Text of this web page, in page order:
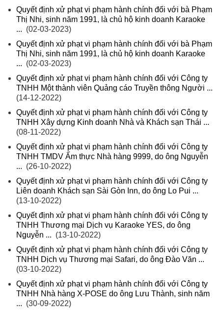
Quyết định xử phạt vi phạm hành chính đối với bà Phạm
Thị Nhi, sinh năm 1991, là chủ hộ kinh doanh Karaoke
... (02-03-2023)
Quyết định xử phạt vi phạm hành chính đối với bà Phạm
Thị Nhi, sinh năm 1991, là chủ hộ kinh doanh Karaoke
... (02-03-2023)
Quyết định xử phạt vi phạm hành chính đối với Công ty
TNHH Một thành viên Quảng cáo Truyền thông Người ...
(14-12-2022)
Quyết định xử phạt vi phạm hành chính đối với Công ty
TNHH Xây dựng Kinh doanh Nhà và Khách sạn Thái ...
(08-11-2022)
Quyết định xử phạt vi phạm hành chính đối với Công ty
TNHH TMDV Ẩm thực Nhà hàng 9999, do ông Nguyễn
... (26-10-2022)
Quyết định xử phạt vi phạm hành chính đối với Công ty
Liên doanh Khách sạn Sài Gòn Inn, do ông Lo Pui ...
(13-10-2022)
Quyết định xử phạt vi phạm hành chính đối với Công ty
TNHH Thương mại Dịch vụ Karaoke YES, do ông
Nguyễn ... (13-10-2022)
Quyết định xử phạt vi phạm hành chính đối với Công ty
TNHH Dịch vụ Thương mại Safari, do ông Đào Văn ...
(03-10-2022)
Quyết định xử phạt vi phạm hành chính đối với Công ty
TNHH Nhà hàng X-POSE do ông Lưu Thành, sinh năm
... (30-09-2022)